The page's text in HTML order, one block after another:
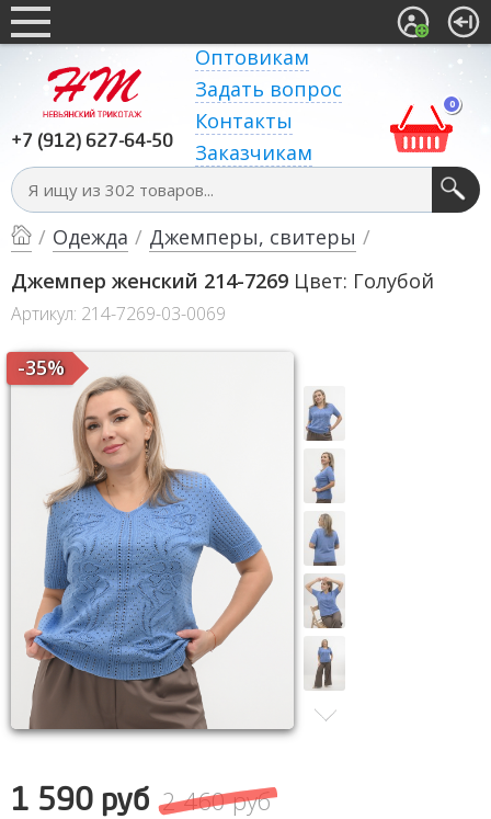
+7 (912) 627-64-50
Оптовикам
Задать вопрос
Контакты
Заказчикам
0
/ Одежда / Джемперы, свитеры /
Джемпер женский 214-7269 Цвет: Голубой
Артикул: 214-7269-03-0069
-35%
1 590 руб 2 460 руб